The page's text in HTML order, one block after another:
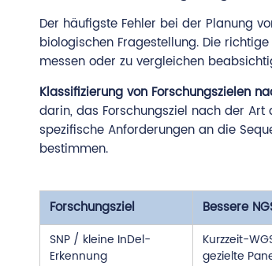
Der häufigste Fehler bei der Planung
biologischen Fragestellung. Die
messen oder zu vergleichen
Klassifizierung von Forschungszielen
darin, das Forschungsziel nach der
spezifische Anforderungen an die
bestimmen.
Forschungsziel Bessere
SNP / kleine InDel-
Erkennung
Kurzzeit-
gezielte